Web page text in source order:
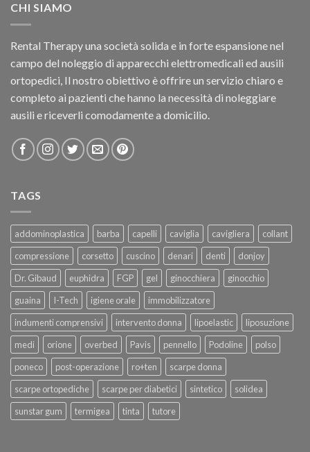
CHI SIAMO
Rental Therapy una società solida e in forte espansione nel
campo del noleggio di apparecchi elettromedicali ed ausili
ortopedici, Il nostro obiettivo è offrire un servizio chiaro e
completo ai pazienti che hanno la necessità di noleggiare
ausili e riceverli comodamente a domicilio.
TAGS
addominoplastica barba capelli caviglia cavigliera
collant
compressione
corsetto cuscino denari denti
donjoy
Dr. Gibaud
euphidra FGP gel ginocchiera
ginocchio
guaina
I-Tech igiene orale
immobilizzatore
indumenti comprensivi
intervento donna lipoelastic
liposuzione
medi
orione overbed Pavis pennello Podoline
polso
poneco
post-operazione ro+ten
scarpe donna
scarpe ortopediche
scarpe per diabetici sintetico
solidea
sunstar gum
termigea tinta tutore